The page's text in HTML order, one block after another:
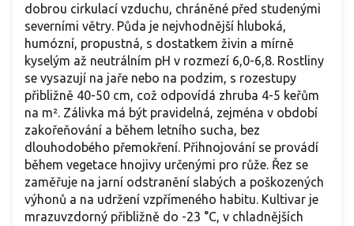
dobrou cirkulací vzduchu, chráněné před studenými
severními větry. Půda je nejvhodnější hluboká,
humózní, propustná, s dostatkem živin a mírně
kyselým až neutrálním pH v rozmezí 6,0-6,8. Rostliny
se vysazují na jaře nebo na podzim, s rozestupy
přibližně 40-50 cm, což odpovídá zhruba 4-5 keřům
na m². Zálivka má být pravidelná, zejména v období
zakořeňování a během letního sucha, bez
dlouhodobého přemokření. Přihnojování se provádí
během vegetace hnojivy určenými pro růže. Řez se
zaměřuje na jarní odstranění slabých a poškozených
výhonů a na udržení vzpřímeného habitu. Kultivar je
mrazuvzdorný přibližně do -23 °C, v chladnějších